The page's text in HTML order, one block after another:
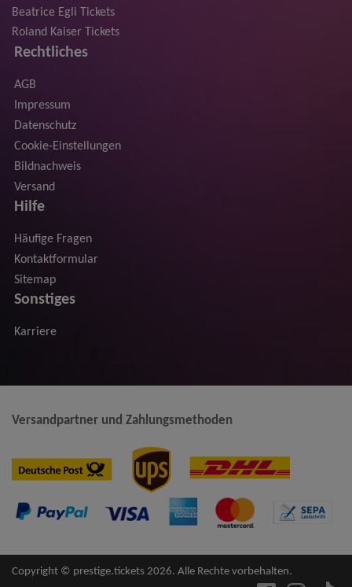
Beatrice Egli Tickets
Roland Kaiser Tickets
Rechtliches
AGB
Impressum
Datenschutz
Cookie-Einstellungen
Bildnachweis
Versand
Hilfe
Häufige Fragen
Kontaktformular
Sitemap
Sonstiges
Karriere
Versandpartner und Zahlungsmethoden
Copyright © prestige.tickets 2026. Alle Rechte vorbehalten.